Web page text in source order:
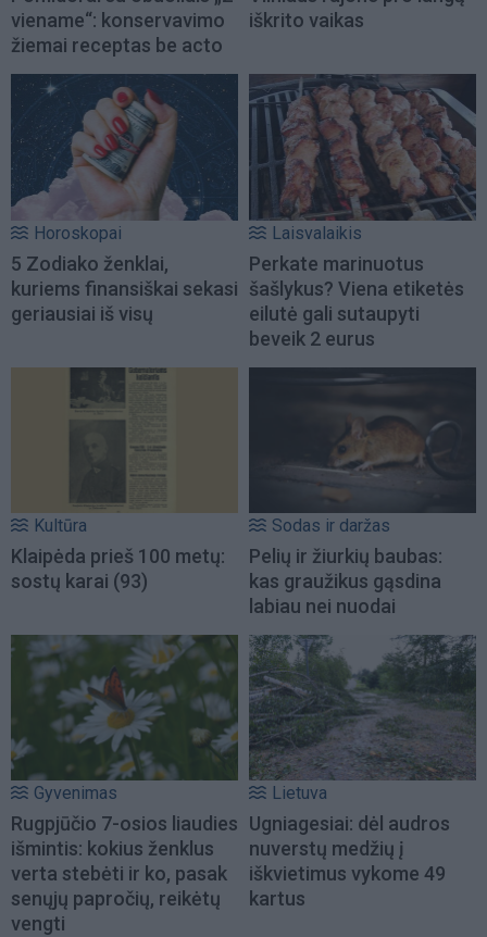
viename“: konservavimo
žiemai receptas be acto
iškrito vaikas
Horoskopai
5 Zodiako ženklai,
kuriems finansiškai sekasi
geriausiai iš visų
Laisvalaikis
Perkate marinuotus
šašlykus? Viena etiketės
eilutė gali sutaupyti
beveik 2 eurus
Kultūra
Klaipėda prieš 100 metų:
sostų karai (93)
Sodas ir daržas
Pelių ir žiurkių baubas:
kas graužikus gąsdina
labiau nei nuodai
Gyvenimas
Rugpjūčio 7-osios liaudies
išmintis: kokius ženklus
verta stebėti ir ko, pasak
senųjų papročių, reikėtų
vengti
Lietuva
Ugniagesiai: dėl audros
nuverstų medžių į
iškvietimus vykome 49
kartus